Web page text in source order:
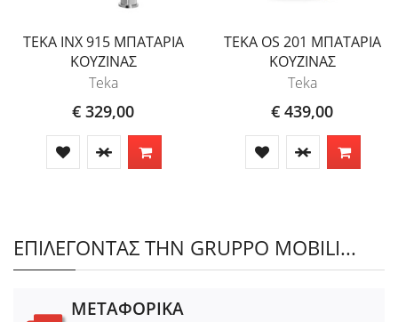
TEKA INX 915 ΜΠΑΤΑΡΙΑ
ΚΟΥΖΙΝΑΣ
Teka
€ 329,00
TEKA OS 201 ΜΠΑΤΑΡΙΑ
ΚΟΥΖΙΝΑΣ
Teka
€ 439,00
ΕΠΙΛΕΓΟΝΤΑΣ ΤΗΝ GRUPPO MOBILI...
ΜΕΤΑΦΟΡΙΚΑ